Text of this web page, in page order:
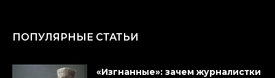
ПОПУЛЯРНЫЕ СТАТЬИ
«Изгнанные»: зачем журналистки